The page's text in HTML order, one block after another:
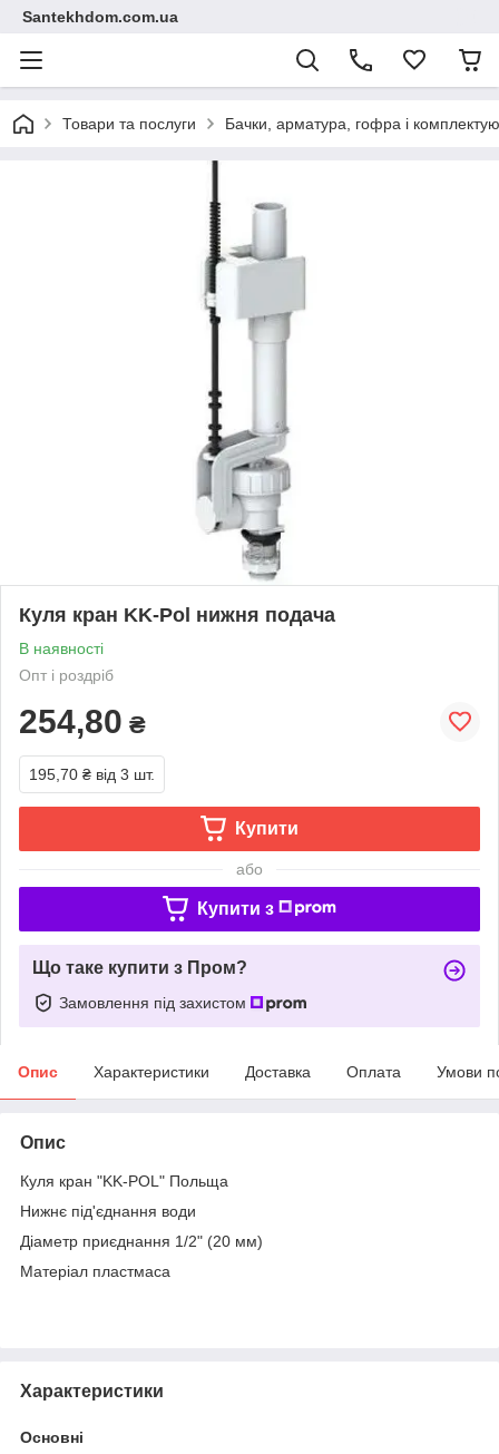
Santekhdom.com.ua
Товари та послуги Бачки, арматура, гофра і
Куля кран KK-Pol нижня подача
В наявності
Опт і роздріб
254,80 ₴
195,70 ₴ від 3 шт.
Купити
або
Купити з
Що таке купити з Пром?
Замовлення під захистом
Опис Характеристики Доставка Оплата Умови
Опис
Куля кран "KK-POL" Польща
Нижнє під'єднання води
Діаметр приєднання 1/2" (20 мм)
Матеріал пластмаса
Характеристики
Основні